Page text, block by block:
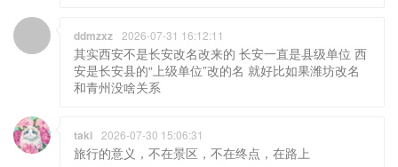
ddmzxz 2026-07-31 16:12:11
其实西安不是长安改名改来的 长安一直是县级单位 西
安是长安县的“上级单位”改的名 就好比如果潍坊改名
和青州没啥关系
taki 2026-07-30 15:06:31
旅行的意义，不在景区，不在终点，在路上